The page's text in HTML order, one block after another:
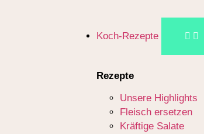
Koch-Rezepte
Rezepte
Unsere Highlights
Fleisch ersetzen
Kräftige Salate